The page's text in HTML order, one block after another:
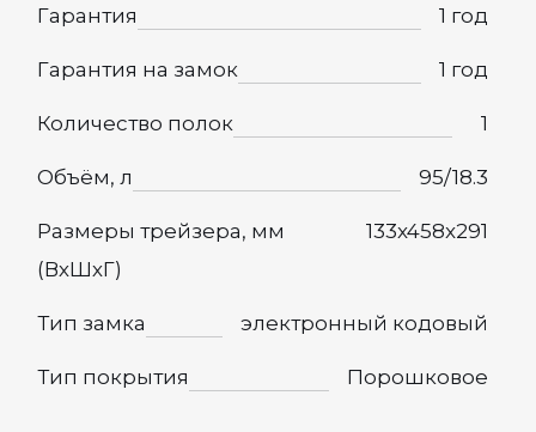
Гарантия 1 год
Гарантия на замок 1 год
Количество полок 1
Объём, л 95/18.3
Размеры трейзера, мм
(ВхШхГ)
133x458x291
Тип замка электронный кодовый
Тип покрытия Порошковое